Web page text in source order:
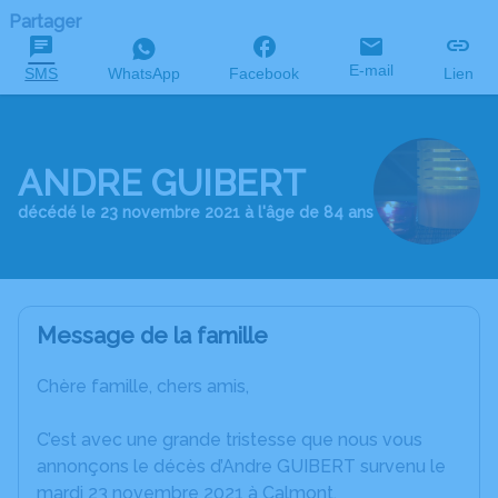
Partager
SMS WhatsApp Facebook E-mail Lien
ANDRE GUIBERT
décédé le 23 novembre 2021 à l'âge de 84 ans
Message de la famille
Chère famille, chers amis,
C’est avec une grande tristesse que nous vous
annonçons le décès d’Andre GUIBERT survenu le
mardi 23 novembre 2021 à Calmont.